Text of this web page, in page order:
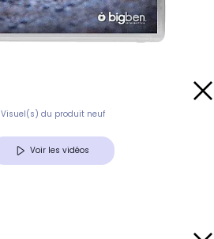
Visuel(s) du produit neuf
Voir les vidéos